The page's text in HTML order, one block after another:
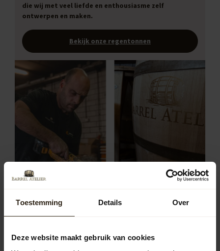
Toestemming Details Over
Deze website maakt gebruik van cookies
die wij met veel liefde en enthousiasme zelf
ontwerpen en maken.
Bekijk onze regentonnen
Populaire soorten regentonnen in
In Horst aan de Maas zijn regentonnen van hout, zink en